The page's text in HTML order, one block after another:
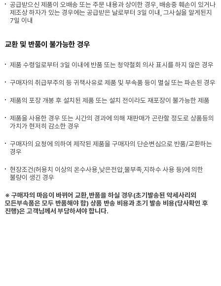
공급받으신 제품이 오배송 또는 주문 내용과 상이한 경우, 배송중 훼손이 있거나
제조상 하자가 있는 경우에는 공급받은 날로부터 3일 이내, 그사실을 알게된지
7일 이내
교환 및 반품이 불가능한 경우
제품 수령일로부터 3일 이내에 반품 또는 청약철회 의사 표시를 하지 않은 경우
구매자의 취급부주의 등 귀책사유로 제품 및 부속품 등이 멸실 또는 파손된 경우
제품의 포장 개봉 후 설치된 제품 또는 설치 전이라도 재포장이 불가능한 제품
제품을 사용한 경우 또는 시간의 경과에 의해 재판매가 곤란할 정도로 상품등의
가치가 현저히 감소한 경우
구매자의 요청에 의하여 제작된 제품을 구매자의 단순변심으로 반품/교환하는
경우
현장조건(허용치 이상의 온수사용,낮은전압,물부족,지하수 사용 등)에 의한
불량이 생긴 경우
※ 구매자의 마음이 바뀌어 교환,반품을 하실 경우(초기발송된 악세사리외
모든부속품은 모두 반품해야 함) 상품 반송 비용과 초기 발송 비용(당사확인 후
진행)은 고객님께서 부담하셔야 합니다.